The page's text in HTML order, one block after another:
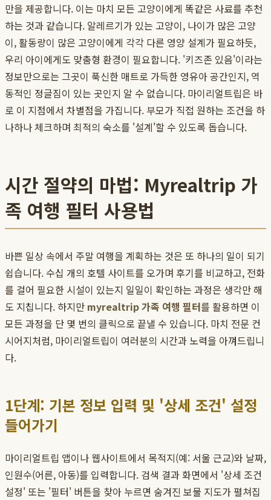
만을 제공합니다. 이는 마치 모든 고양이에게 똑같은 사료를 추천
하는 것과 같습니다. 알레르기가 있는 고양이, 나이가 많은 고양
이, 활동량이 많은 고양이에게 각각 다른 영양 설계가 필요하듯,
우리 아이에게도 맞춤형 환경이 필요합니다. '키즈존 있음'이라는
정보만으로는 그곳이 푹신한 매트로 가득한 영유아 공간인지, 역
동적인 정글짐이 있는 곳인지 알 수 없습니다. 마이리얼트립은 바
로 이 지점에서 차별점을 가집니다. 부모가 직접 원하는 조건을 하
나하나 체크하며 최적의 숙소를 '설계'할 수 있도록 돕습니다.
시간 절약의 마법: Myrealtrip 가
족 여행 필터 사용법
바쁜 일상 속에서 주말 여행을 계획하는 것은 또 하나의 일이 되기
쉽습니다. 수십 개의 호텔 사이트를 오가며 후기를 비교하고, 전화
를 걸어 필요한 시설이 있는지 일일이 확인하는 과정은 생각만 해
도 지칩니다. 하지만 myrealtrip 가족 여행 필터를 활용하면 이
모든 과정을 단 몇 번의 클릭으로 끝낼 수 있습니다. 마치 전문 컨
시어지처럼, 마이리얼트립이 여러분의 시간과 노력을 아껴드립니
다.
1단계: 기본 정보 입력 및 '상세 조건' 설정
들어가기
마이리얼트립 앱이나 웹사이트에서 목적지(예: 서울 근교)와 날짜,
인원수(어른, 아동)를 입력합니다. 검색 결과 화면에서 '상세 조건
설정' 또는 '필터' 버튼을 찾아 누르면 숨겨진 보물 지도가 펼쳐집